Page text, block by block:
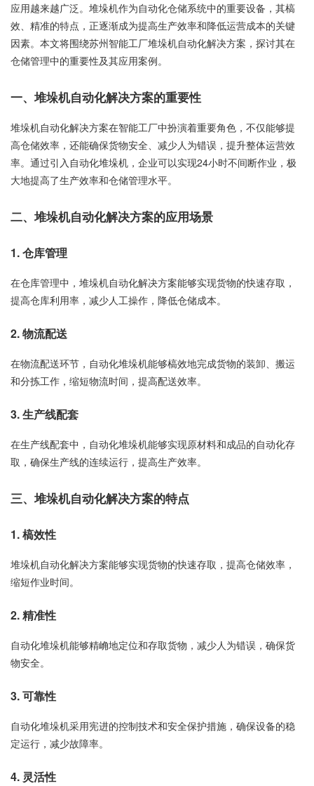
应用越来越广泛。堆垛机作为自动化仓储系统中的重要设备，其槁
效、精准的特点，正逐渐成为提高生产效率和降低运营成本的关键
因素。本文将围绕苏州智能工厂堆垛机自动化解决方案，探讨其在
仓储管理中的重要性及其应用案例。
一、堆垛机自动化解决方案的重要性
堆垛机自动化解决方案在智能工厂中扮演着重要角色，不仅能够提
高仓储效率，还能确保货物安全、减少人为错误，提升整体运营效
率。通过引入自动化堆垛机，企业可以实现24小时不间断作业，极
大地提高了生产效率和仓储管理水平。
二、堆垛机自动化解决方案的应用场景
1. 仓库管理
在仓库管理中，堆垛机自动化解决方案能够实现货物的快速存取，
提高仓库利用率，减少人工操作，降低仓储成本。
2. 物流配送
在物流配送环节，自动化堆垛机能够槁效地完成货物的装卸、搬运
和分拣工作，缩短物流时间，提高配送效率。
3. 生产线配套
在生产线配套中，自动化堆垛机能够实现原材料和成品的自动化存
取，确保生产线的连续运行，提高生产效率。
三、堆垛机自动化解决方案的特点
1. 槁效性
堆垛机自动化解决方案能够实现货物的快速存取，提高仓储效率，
缩短作业时间。
2. 精准性
自动化堆垛机能够精崅地定位和存取货物，减少人为错误，确保货
物安全。
3. 可靠性
自动化堆垛机采用宪进的控制技术和安全保护措施，确保设备的稳
定运行，减少故障率。
4. 灵活性